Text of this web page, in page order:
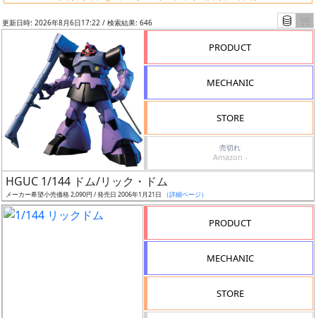
フ
リ
ー
更新日時: 2026年8月6日17:22 / 検索結果: 646
PRODUCT
MECHANIC
STORE
売切れ
Amazon -
HGUC 1/144 ドム/リック・ドム
メーカー希望小売価格 2,090円 / 発売日 2006年1月21日 （詳細ページ）
PRODUCT
MECHANIC
STORE